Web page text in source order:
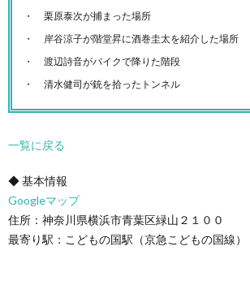
栗原泰次が捕まった場所
岸谷涼子が階堂昇に酒巻圭太を紹介した場所
渡辺詩音がバイクで降りた階段
清水健司が銃を拾ったトンネル
一覧に戻る
◆ 基本情報
Googleマップ
住所：神奈川県横浜市青葉区緑山２１００
最寄り駅：こどもの国駅（京急こどもの国線）